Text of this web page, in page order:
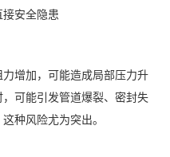
安全隐患
增加，可能造成局部压力升
可能引发管道爆裂、密封失
种风险尤为突出。